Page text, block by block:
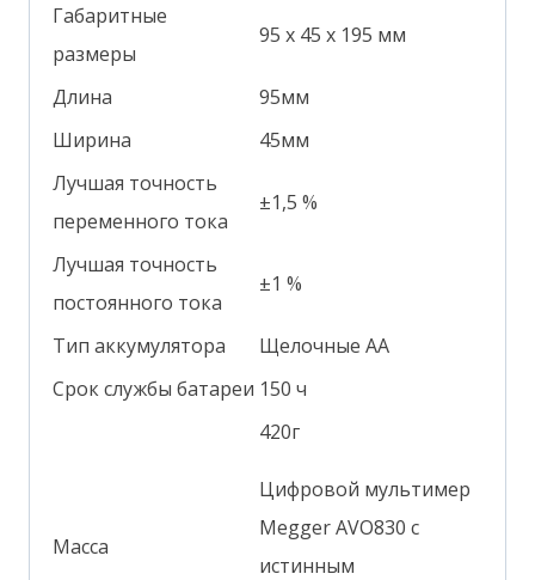
Габаритные
размеры
95 х 45 х 195 мм
Длина
95мм
Ширина
45мм
Лучшая точность
переменного тока
±1,5 %
Лучшая точность
постоянного тока
±1 %
Тип аккумулятора
Щелочные АА
Срок службы батареи 150 ч
Масса
420г
Цифровой мультимер
Megger AVO830 с
истинным